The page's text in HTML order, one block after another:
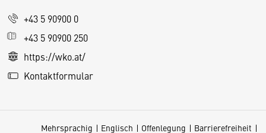
+43 5 90900 0
+43 5 90900 250
https://wko.at/
Kontaktformular
Mehrsprachig Englisch Offenlegung Barrierefreiheit
s
e
S
e